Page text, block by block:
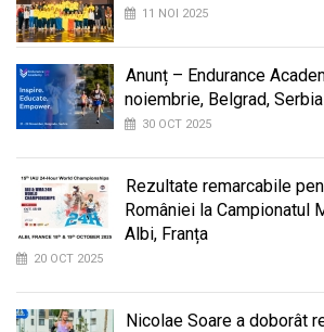
11 NOI 2025
Anunț – Endurance
noiembrie, Belgrad, Serbia
30 OCT 2025
Rezultate remarcabile
României la Campionatul
Albi, Franța
20 OCT 2025
Nicolae Soare a doborât